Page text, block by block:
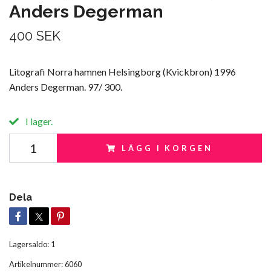
Anders Degerman
400 SEK
Litografi Norra hamnen Helsingborg (Kvickbron) 1996
Anders Degerman. 97/ 300.
I lager.
LÄGG I KORGEN
Dela
Lagersaldo: 1
Artikelnummer:6060